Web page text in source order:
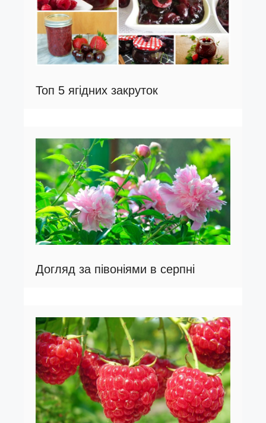
Топ 5 ягідних закруток
Догляд за півоніями в серпні